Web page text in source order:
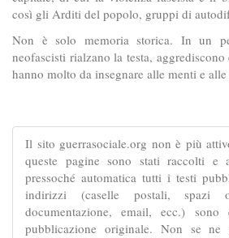
così gli Arditi del popolo, gruppi di
Non è solo memoria storica. In un
neofascisti rialzano la testa,
hanno molto da insegnare alle menti e
Il sito guerrasociale.org non è più
queste pagine sono stati raccolti e
pressoché automatica tutti i testi
indirizzi (caselle postali, spazi
documentazione, email, ecc.)
pubblicazione originale. Non se ne